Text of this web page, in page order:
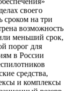
своего
сроком на три
возможность
меньший срок,
порог для
в России
средства,
и комплексы